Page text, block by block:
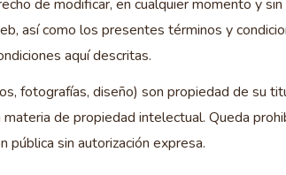
de modificar, en cualquier momento y sin
así como los presentes términos y
aquí descritas.
fotografías, diseño) son propiedad de su
de propiedad intelectual. Queda
pública sin autorización expresa.